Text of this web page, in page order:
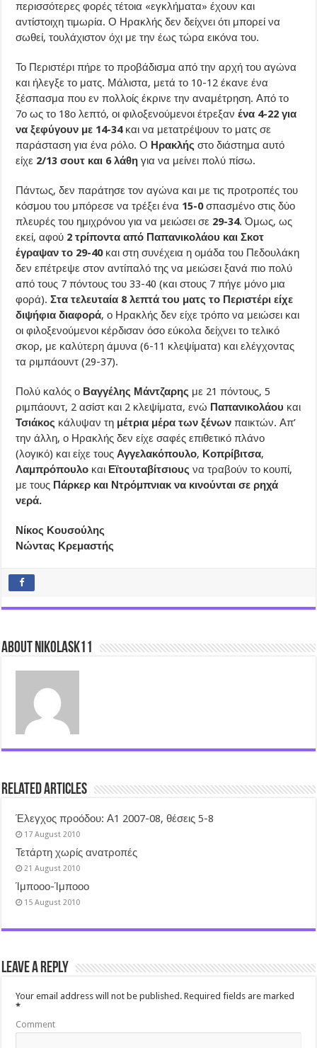
περισσότερες φορές τέτοια «εγκλήματα» έχουν και
αντίστοιχη τιμωρία. Ο Ηρακλής δεν δείχνει ότι μπορεί να
σωθεί, τουλάχιστον όχι με την έως τώρα εικόνα του.
Το Περιστέρι πήρε το προβάδισμα από την αρχή του αγώνα
και ήλεγξε το ματς. Μάλιστα, μετά το 10-12 έκανε ένα
ξέσπασμα που εν πολλοίς έκρινε την αναμέτρηση. Από το
7ο ως το 18ο λεπτό, οι φιλοξενούμενοι έτρεξανένα 4-22 για
να ξεφύγουν με 14-34και να μετατρέψουν το ματς σε
παράσταση για ένα ρόλο. Ο Ηρακλής στο διάστημα αυτό
είχε 2/13 σουτ και 6 λάθη για να μείνει πολύ πίσω.
Πάντως, δεν παράτησε τον αγώνα και με τις προτροπές του
κόσμου του μπόρεσε να τρέξει ένα 15-0σπασμένο στις δύο
πλευρές του ημιχρόνου για να μειώσει σε 29-34. Όμως, ως
εκεί, αφού 2 τρίποντα από Παπανικολάου και Σκοτ
έγραψαν το 29-40και στη συνέχεια η ομάδα του Πεδουλάκη
δεν επέτρεψε στον αντίπαλό της να μειώσει ξανά πιο πολύ
από τους 7 πόντους του 33-40 (και στους 7 πήγε μόνο μια
φορά).Στα τελευταία 8 λεπτά του ματς το Περιστέρι είχε
διψήφια διαφορά, ο Ηρακλής δεν είχε τρόπο να μειώσει και
οι φιλοξενούμενοι κέρδισαν όσο εύκολα δείχνει το τελικό
σκορ, με καλύτερη άμυνα (6-11 κλεψίματα) και ελέγχοντας
τα ριμπάουντ (29-37).
Πολύ καλός ο Βαγγέλης Μάντζαρης με 21 πόντους, 5
ριμπάουντ, 2 ασίστ και 2 κλεψίματα, ενώ Παπανικολάου και
Τσιάκος κάλυψαν τη μέτρια μέρα των ξένων παικτών. Απ’
την άλλη, ο Ηρακλής δεν είχε σαφές επιθετικό πλάνο
(λογικό) και είχε τουςΑγγελακόπουλο, Κοπρίβιτσα,
Λαμπρόπουλο και Εϊτουταβίτσιους να τραβούν το κουπί,
με τους Πάρκερ και Ντρόμπνιακ να κινούνται σε ρηχά
νερά.
Νίκος Κουσούλης
Νώντας Κρεμαστής
About nikolask11
Related Articles
Έλεγχος προόδου: Α1 2007-08, θέσεις 5-8
17 August 2010
Τετάρτη χωρίς ανατροπές
21 August 2010
Ίμποοο-Ίμποοο
15 August 2010
Leave a Reply
Your email address will not be published. Required fields are marked
*
Comment